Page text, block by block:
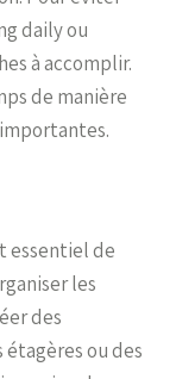
daily ou
à accomplir.
de manière
essentiel de
les
des
ou des